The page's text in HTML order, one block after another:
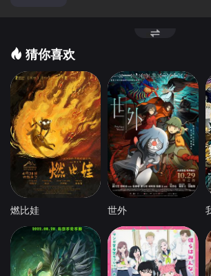
猜你喜欢
燃比娃 世外